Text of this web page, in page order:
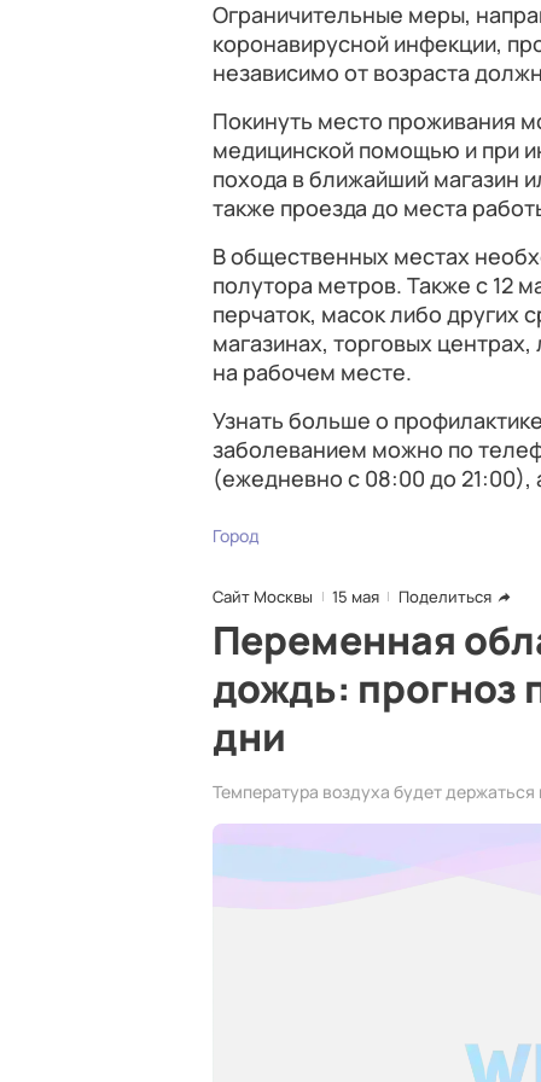
Ограничительные меры,
коронавирусной инфекции,
независимо от возраста
Покинуть место проживания
медицинской помощью и при
похода в ближайший магазин
также проезда до места
В общественных местах
полутора метров. Также с 12
перчаток, масок либо других
магазинах, торговых
на рабочем месте.
Узнать больше о
заболеванием можно по
(ежедневно с 08:00 до 21:00),
Город
Сайт Москвы 15 мая Поделиться
Переменная
дождь: прогноз
дни
Температура воздуха будет